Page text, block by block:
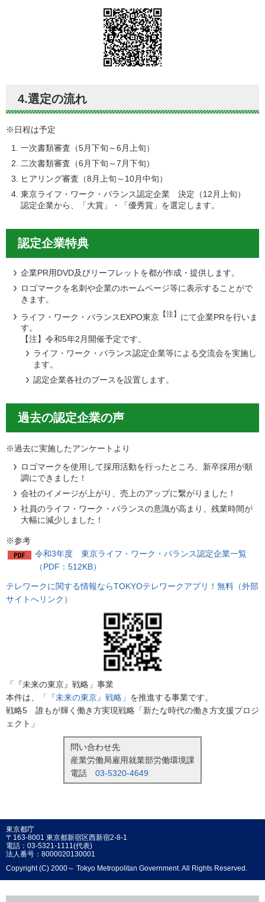
4.選定の流れ
※日程は予定
一次書類審査（5月下旬～6月上旬）
二次書類審査（6月下旬～7月下旬）
ヒアリング審査（8月上旬～10月中旬）
東京ライフ・ワーク・バランス認定企業 決定（12月上旬）
認定企業から、「大賞」・「優秀賞」を選定します。
認定企業特典
企業PR用DVD及びリーフレットを都が作成・提供します。
ロゴマークを名刺や企業のホームページ等に表示することがで
きます。
ライフ・ワーク・バランスEXPO東京 【注】 にて企業PRを行いま
す。
【注】令和5年2月開催予定です。
ライフ・ワーク・バランス認定企業等による交流会を実施し
ます。
認定企業各社のブースを設置します。
過去の認定企業の声
※過去に実施したアンケートより
ロゴマークを使用して採用活動を行ったところ、新卒採用が順
調にできました！
会社のイメージが上がり、売上のアップに繋がりました！
社員のライフ・ワーク・バランスの意識が高まり、残業時間が
大幅に減少しました！
※参考
令和3年度 東京ライフ・ワーク・バランス認定企業一覧
（PDF：512KB）
テレワークに関する情報ならTOKYOテレワークアプリ！無料（外部
サイトへリンク）
「『未来の東京』戦略」事業
本件は、
「『未来の東京』戦略」 を推進する事業です。
戦略5 誰もが輝く働き方実現戦略「新たな時代の働き方支援プロジ
ェクト」
問い合わせ先
産業労働局雇用就業部労働環境課
電話 03-5320-4649
東京都庁
〒163-8001 東京都新宿区西新宿2-8-1
電話：03-5321-1111(代表)
法人番号：8000020130001
Copyright (C) 2000～ Tokyo Metropolitan Government. All Rights Reserved.